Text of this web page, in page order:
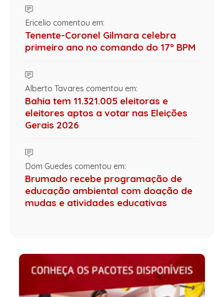
Ericelio comentou em:
Tenente-Coronel Gilmara celebra
primeiro ano no comando do 17º BPM
Alberto Tavares comentou em:
Bahia tem 11.321.005 eleitoras e
eleitores aptos a votar nas Eleições
Gerais 2026
Dom Guedes comentou em:
Brumado recebe programação de
educação ambiental com doação de
mudas e atividades educativas